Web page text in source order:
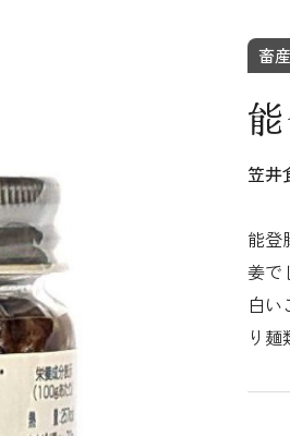
畜
笠井
能登
姜で
白
り